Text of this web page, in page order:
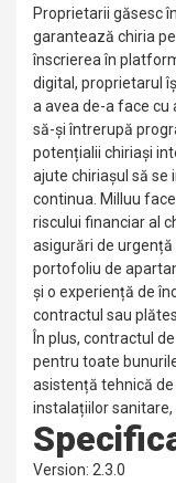
Proprietarii găsesc
garantează chiria
înscrierea în
digital, proprietarul
a avea de-a face cu
să-și întrerupă
potențialii chiriași
ajute chiriașul să se
continua. Milluu
riscului financiar al
asigurări de urgență
portofoliu de
și o experiență de
contractul sau
În plus, contractul
pentru toate
asistență tehnică
instalațiilor
Version: 2.3.0